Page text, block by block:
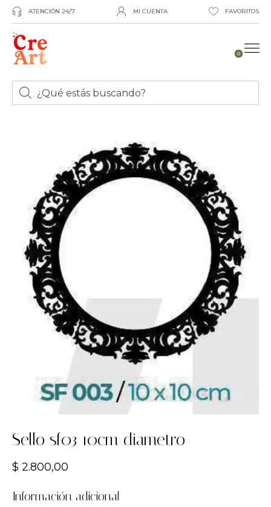
ATENCIÓN 24/7 MI CUENTA FAVORITOS
0
Sello sf03 10cm diametro
$ 2.800,00
Información adicional